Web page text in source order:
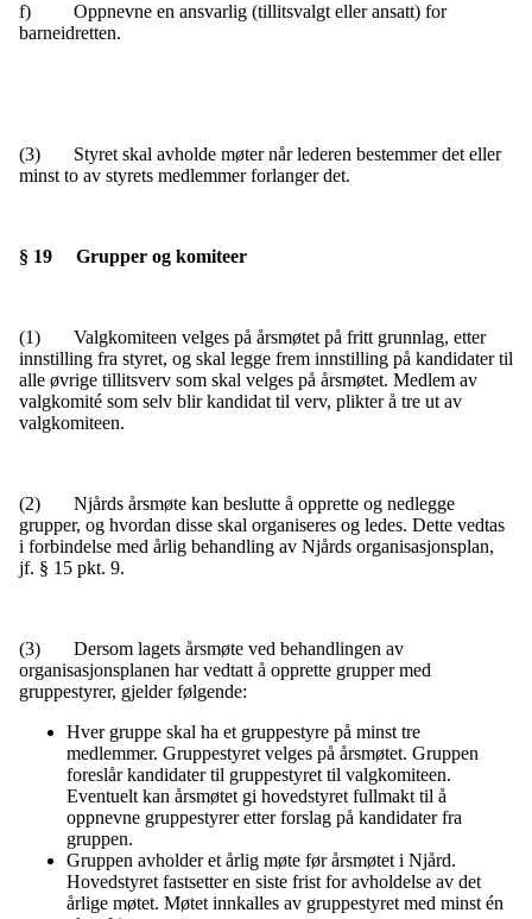
f) Oppnevne en ansvarlig (tillitsvalgt eller ansatt) for
barneidretten.
(3) Styret skal avholde møter når lederen bestemmer det eller
minst to av styrets medlemmer forlanger det.
§ 19 Grupper og komiteer
(1) Valgkomiteen velges på årsmøtet på fritt grunnlag, etter
innstilling fra styret, og skal legge frem innstilling på kandidater til
alle øvrige tillitsverv som skal velges på årsmøtet. Medlem av
valgkomité som selv blir kandidat til verv, plikter å tre ut av
valgkomiteen.
(2) Njårds årsmøte kan beslutte å opprette og nedlegge
grupper, og hvordan disse skal organiseres og ledes. Dette vedtas
i forbindelse med årlig behandling av Njårds organisasjonsplan,
jf. § 15 pkt. 9.
(3) Dersom lagets årsmøte ved behandlingen av
organisasjonsplanen har vedtatt å opprette grupper med
gruppestyrer, gjelder følgende:
Hver gruppe skal ha et gruppestyre på minst tre
medlemmer. Gruppestyret velges på årsmøtet. Gruppen
foreslår kandidater til gruppestyret til valgkomiteen.
Eventuelt kan årsmøtet gi hovedstyret fullmakt til å
oppnevne gruppestyrer etter forslag på kandidater fra
gruppen.
Gruppen avholder et årlig møte før årsmøtet i Njård.
Hovedstyret fastsetter en siste frist for avholdelse av det
årlige møtet. Møtet innkalles av gruppestyret med minst én